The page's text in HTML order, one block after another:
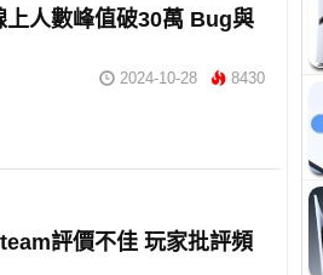
上人數峰值破30萬 Bug與
2024-10-28 8430
評價不佳 玩家批評頻